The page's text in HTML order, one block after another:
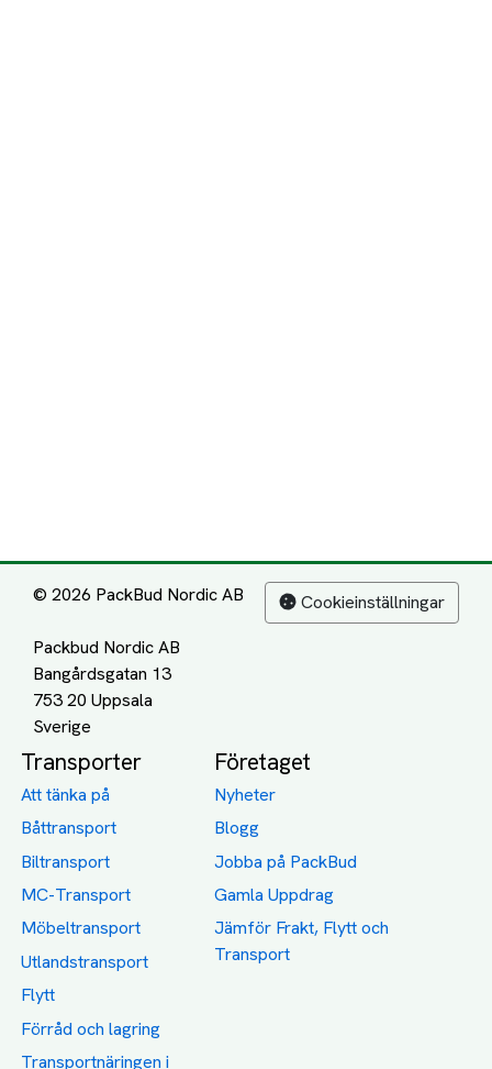
© 2026 PackBud Nordic AB
Packbud Nordic AB
Bangårdsgatan 13
753 20 Uppsala
Cookieinställningar
Transporter
Att tänka på
Båttransport
Biltransport
MC-Transport
Möbeltransport
Utlandstransport
Flytt
Förråd och lagring
Transportnäringen i
Företaget
Nyheter
Blogg
Jobba på PackBud
Gamla Uppdrag
Jämför Frakt, Flytt och
Transport